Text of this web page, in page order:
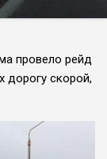
провело рейд
дорогу скорой,